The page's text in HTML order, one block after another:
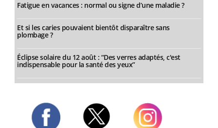
Fatigue en vacances : normal ou signe d’une maladie ?
Et si les caries pouvaient bientôt disparaître sans
plombage ?
Éclipse solaire du 12 août : “Des verres adaptés, c'est
indispensable pour la santé des yeux”